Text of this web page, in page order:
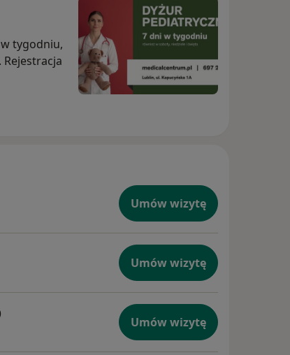
oraz wystąpień na konferencjach
dla czasopism naukowych.
pośpiechu i nigdy nie ograniczam
indywidualnie do potrzeb
tygodniu,
Umów wizytę
Umów wizytę
Umów wizytę